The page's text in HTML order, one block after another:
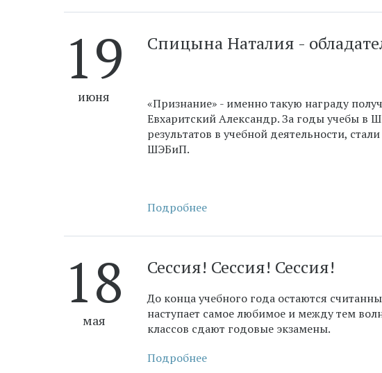
19
июня
​Спицына Наталия -
«Признание» - именно такую награду
Евхаритский Александр. За годы учебы в
результатов в учебной деятельности,
ШЭБиП.
Подробнее
18
мая
​Сессия! Сессия! Сессия!
До конца учебного года остаются
наступает самое любимое и между тем
классов сдают годовые экзамены.
Подробнее